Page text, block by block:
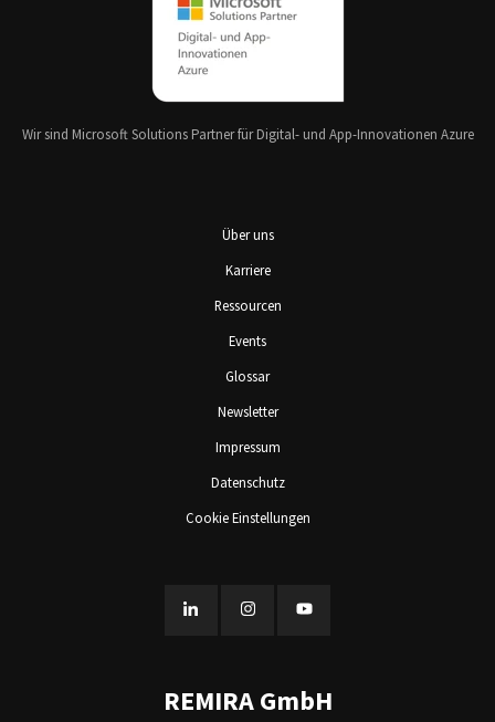
Wir sind Microsoft Solutions Partner für Digital- und App-Innovationen Azure
Über uns
Karriere
Ressourcen
Events
Glossar
Newsletter
Impressum
Datenschutz
Cookie Einstellungen
REMIRA GmbH